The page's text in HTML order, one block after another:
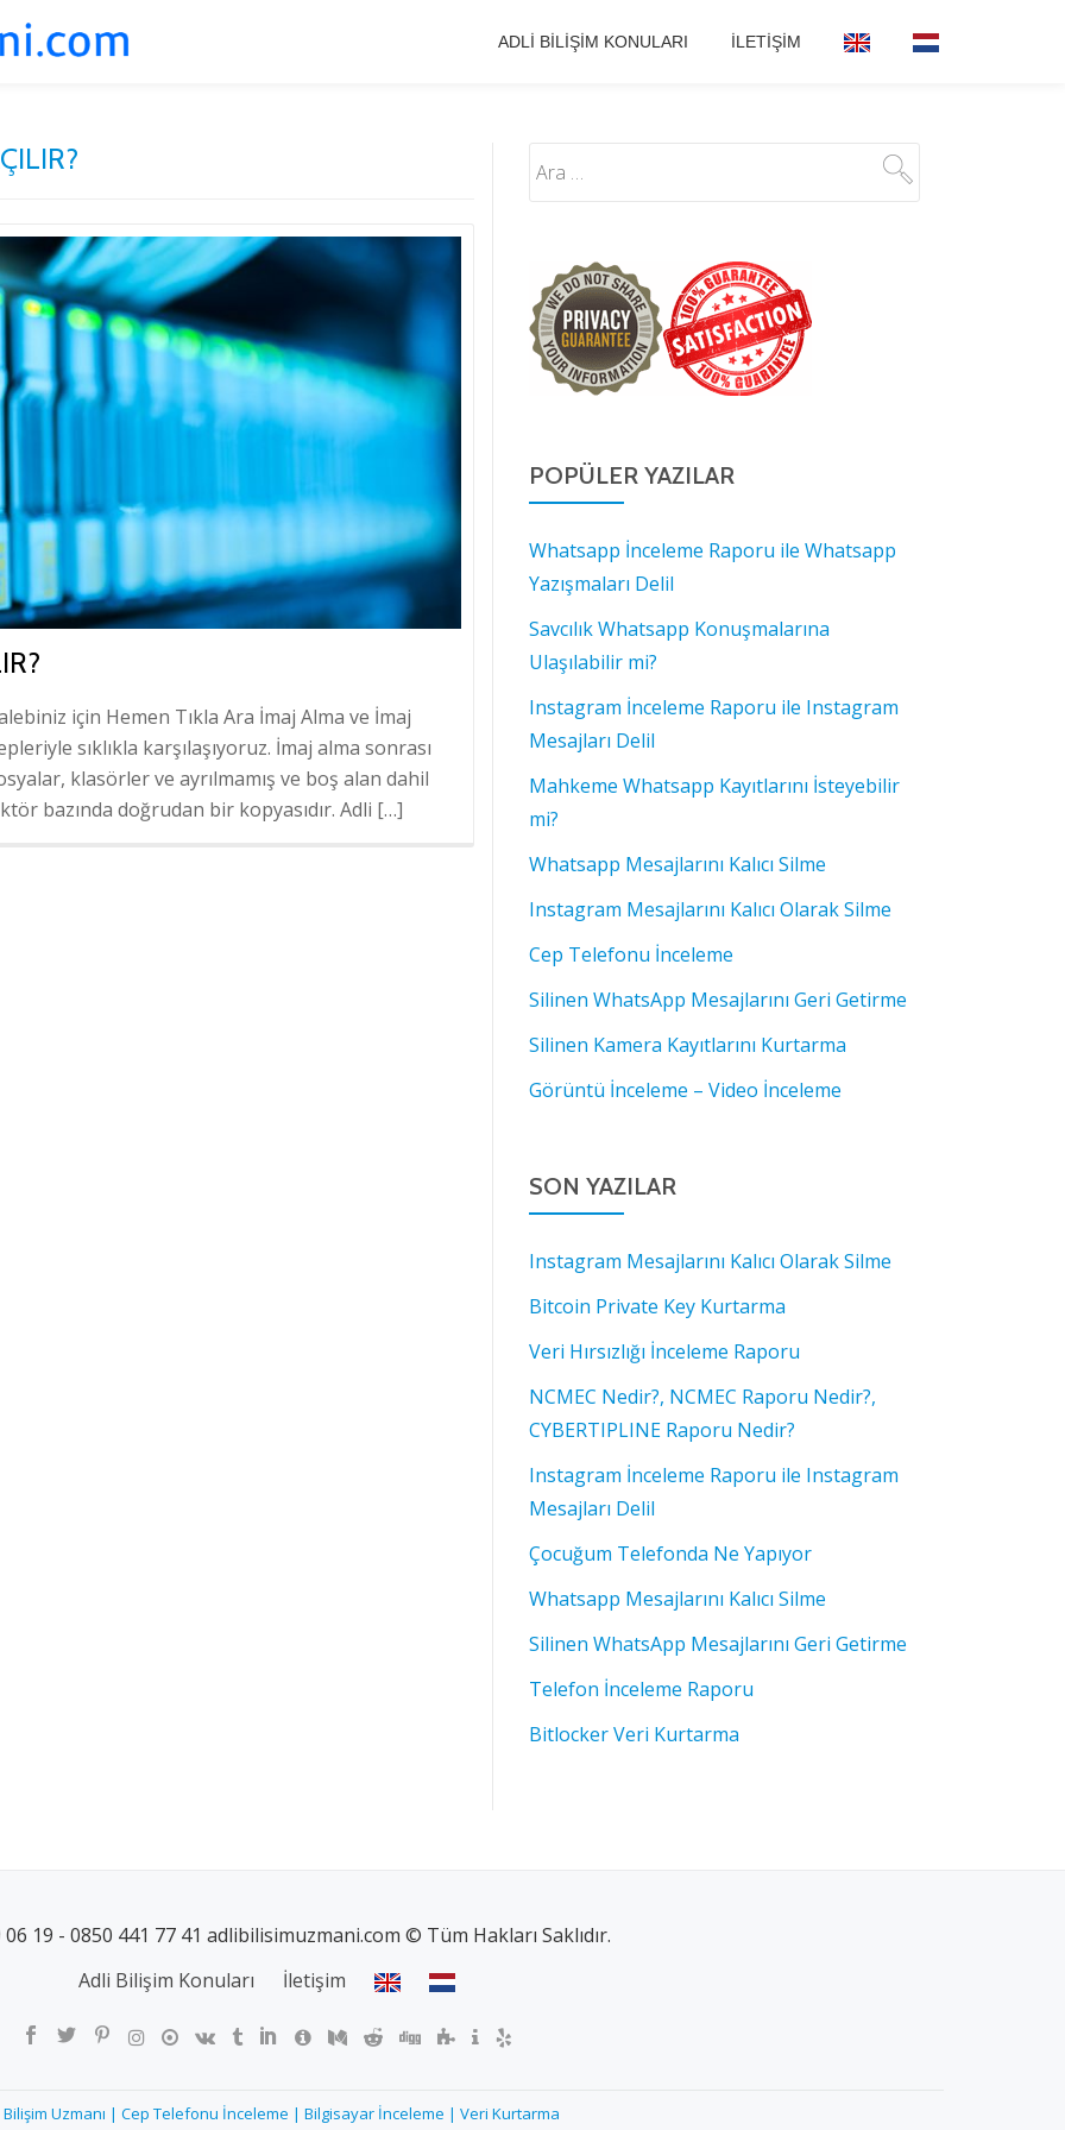
ADLI BILIŞIM KONULARI İLETIŞIM
için Hemen Tıkla Ara İmaj Alma ve İmaj
sıklıkla karşılaşıyoruz. İmaj alma sonrası
klasörler ve ayrılmamış ve boş alan dahil
bazında doğrudan bir kopyasıdır. Adli […]
POPÜLER YAZILAR
Whatsapp İnceleme Raporu ile Whatsapp
Yazışmaları Delil
Savcılık Whatsapp Konuşmalarına
Ulaşılabilir mi?
Instagram İnceleme Raporu ile Instagram
Mesajları Delil
Mahkeme Whatsapp Kayıtlarını İsteyebilir
mi?
Whatsapp Mesajlarını Kalıcı Silme
Instagram Mesajlarını Kalıcı Olarak Silme
Cep Telefonu İnceleme
Silinen WhatsApp Mesajlarını Geri Getirme
Silinen Kamera Kayıtlarını Kurtarma
Görüntü İnceleme – Video İnceleme
SON YAZILAR
Instagram Mesajlarını Kalıcı Olarak Silme
Bitcoin Private Key Kurtarma
Veri Hırsızlığı İnceleme Raporu
NCMEC Nedir?, NCMEC Raporu Nedir?,
CYBERTIPLINE Raporu Nedir?
Instagram İnceleme Raporu ile Instagram
Mesajları Delil
Çocuğum Telefonda Ne Yapıyor
Whatsapp Mesajlarını Kalıcı Silme
Silinen WhatsApp Mesajlarını Geri Getirme
Telefon İnceleme Raporu
Bitlocker Veri Kurtarma
06 19 - 0850 441 77 41 adlibilisimuzmani.com © Tüm Hakları Saklıdır.
Adli Bilişim Konuları İletişim
Bilişim Uzmanı | Cep Telefonu İnceleme | Bilgisayar İnceleme | Veri Kurtarma